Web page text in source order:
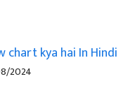
chart kya hai In Hindi
2024